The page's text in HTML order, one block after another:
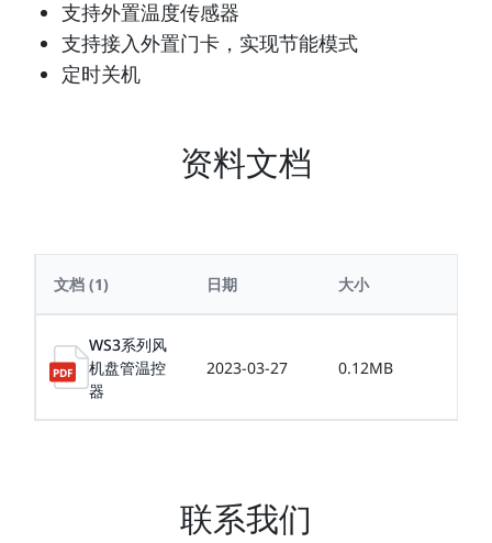
支持外置温度传感器
支持接入外置门卡，实现节能模式
定时关机
资料文档
文档 (1) 日期 大小
WS3系列风
机盘管温控
器
2023-03-27 0.12MB
联系我们